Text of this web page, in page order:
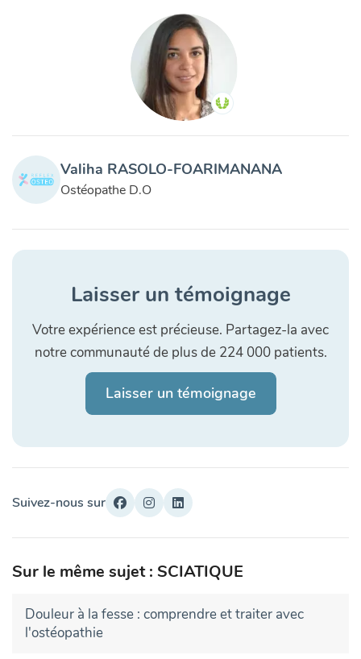
Valiha RASOLO-FOARIMANANA
Ostéopathe D.O
Laisser un témoignage
Votre expérience est précieuse. Partagez-la avec
notre communauté de plus de 224 000 patients.
Laisser un témoignage
Suivez-nous sur
Sur le même sujet : SCIATIQUE
Douleur à la fesse : comprendre et traiter avec
l'ostéopathie